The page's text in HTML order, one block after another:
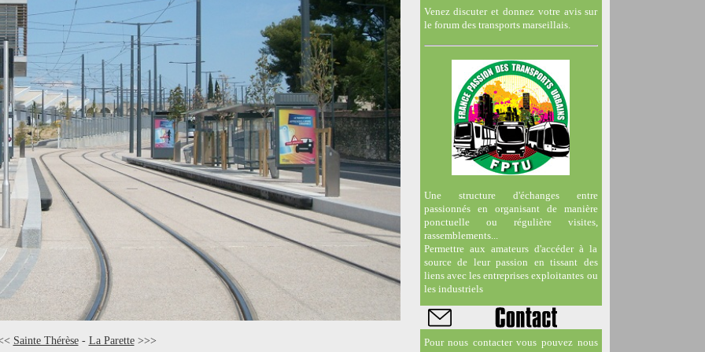
Sainte Thérèse- La Parette>>>
Venez discuter et donnez votre avis sur
le forum des transports marseillais.
Une structure d'échanges entre
passionnés en organisant de manière
ponctuelle ou régulière visites,
rassemblements...
Permettre aux amateurs d'accéder à la
source de leur passion en tissant des
liens avec les entreprises exploitantes ou
les industriels
Pour nous contacter vous pouvez nous